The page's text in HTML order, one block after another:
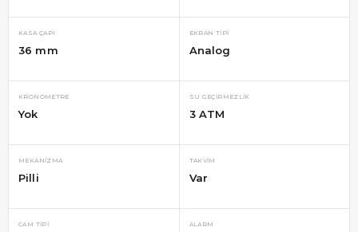
KASA ÇAPI
36 mm
EKRAN TIPI
Analog
KRONOMETRE
Yok
SU GEÇIRMEZLIK
3 ATM
MEKANIZMA
Pilli
TAKVIM
Var
CAM TIPI ALARM